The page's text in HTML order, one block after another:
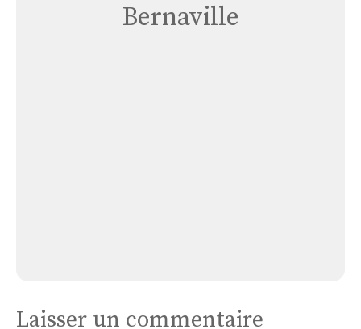
Bernaville
Laisser un commentaire